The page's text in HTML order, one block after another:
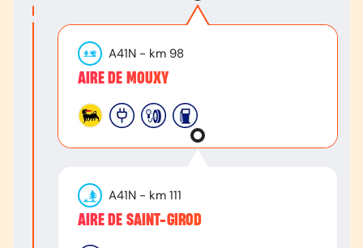
A41N - km 98
AIRE DE MOUXY
A41N - km 111
AIRE DE SAINT-GIROD